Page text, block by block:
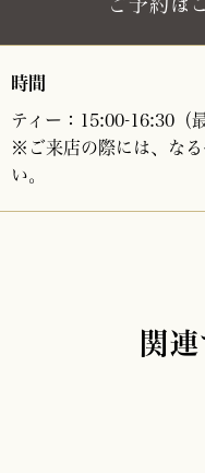
ご予約は
時間
ティー：15:00-16:30（
※ご来店の際には、な
い。
関